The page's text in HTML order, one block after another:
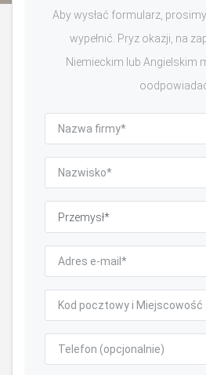
Aby wysłać formularz,
wypełnić. Pryz okazji, na
Niemieckim lub Angielskim